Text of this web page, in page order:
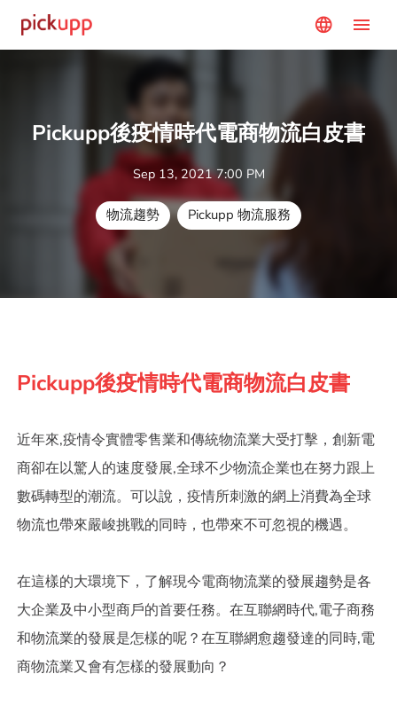
language menu
Pickupp後疫情時代電商物流白皮書
Sep 13, 2021 7:00 PM
物流趨勢 Pickupp 物流服務
Pickupp後疫情時代電商物流白皮書
近年來,疫情令實體零售業和傳統物流業大受打擊，創新電
商卻在以驚人的速度發展,全球不少物流企業也在努力跟上
數碼轉型的潮流。可以說，疫情所刺激的網上消費為全球
物流也帶來嚴峻挑戰的同時，也帶來不可忽視的機遇。
在這樣的大環境下，了解現今電商物流業的發展趨勢是各
大企業及中小型商戶的首要任務。在互聯網時代,電子商務
和物流業的發展是怎樣的呢？在互聯網愈趨發達的同時,電
商物流業又會有怎樣的發展動向？